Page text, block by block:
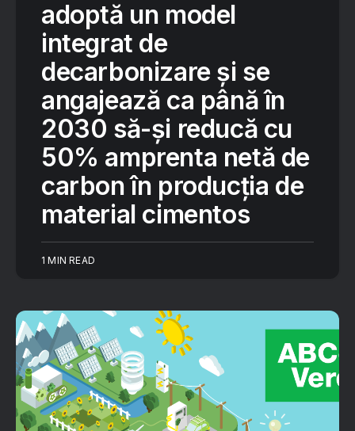
adoptă un model
integrat de
decarbonizare și se
angajează ca până în
2030 să-și reducă cu
50% amprenta netă de
carbon în producția de
material cimentos
1 MIN READ